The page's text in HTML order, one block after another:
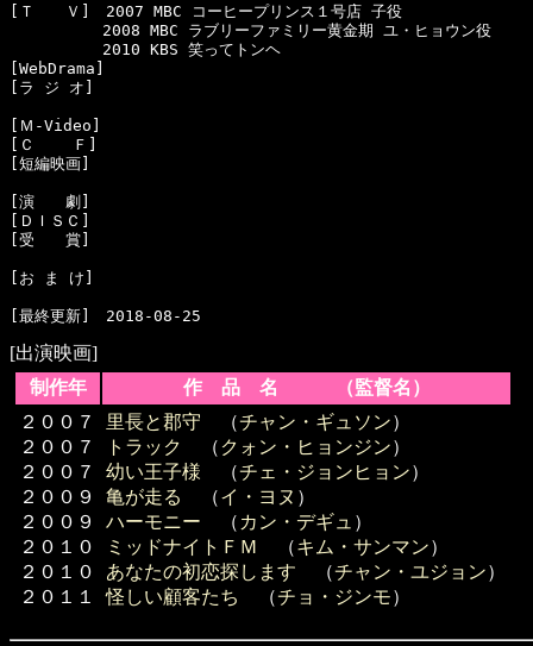
[Ｔ　　Ｖ]　2007 MBC コーヒープリンス１号店 子役
2008 MBC ラブリーファミリー黄金期 ユ・ヒョウン役
2010 KBS 笑ってトンヘ
[WebDrama]
[ラ ジ オ]
[Ｍ-Video]
[Ｃ    Ｆ]
[短編映画]
[演　　劇]
[ＤＩＳＣ]
[受　　賞]
[お ま け]
[出演映画]
制作年
作 品 名 （監督名）
２００７
２００７
２００７
２００９
２００９
２０１０
２０１０
２０１１
里長と郡守 （チャン・ギュソン）
トラック
（ クォン・ヒョンジン）
幼い王子様 （チェ・ジョンヒョン）
亀が走る
（イ・ヨヌ ）
ハーモニー （ カン・デギュ ）
ミッドナイトＦＭ
（キム・サンマン）
あなたの初恋探します （チャン・ユジョン）
怪しい顧客たち
（チョ・ジンモ）